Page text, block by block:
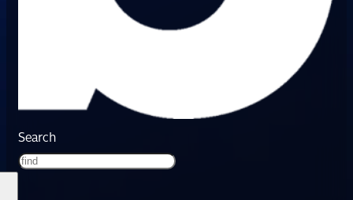
Search